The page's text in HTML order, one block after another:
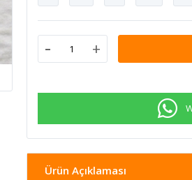
- +
Ürün Açıklaması